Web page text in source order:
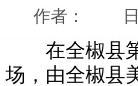
作者： 日
在全椒县第
场，由全椒县